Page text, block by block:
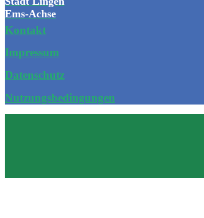
Ems-Achse
Kontakt
Impressum
Datenschutz
Nutzungsbedingungen